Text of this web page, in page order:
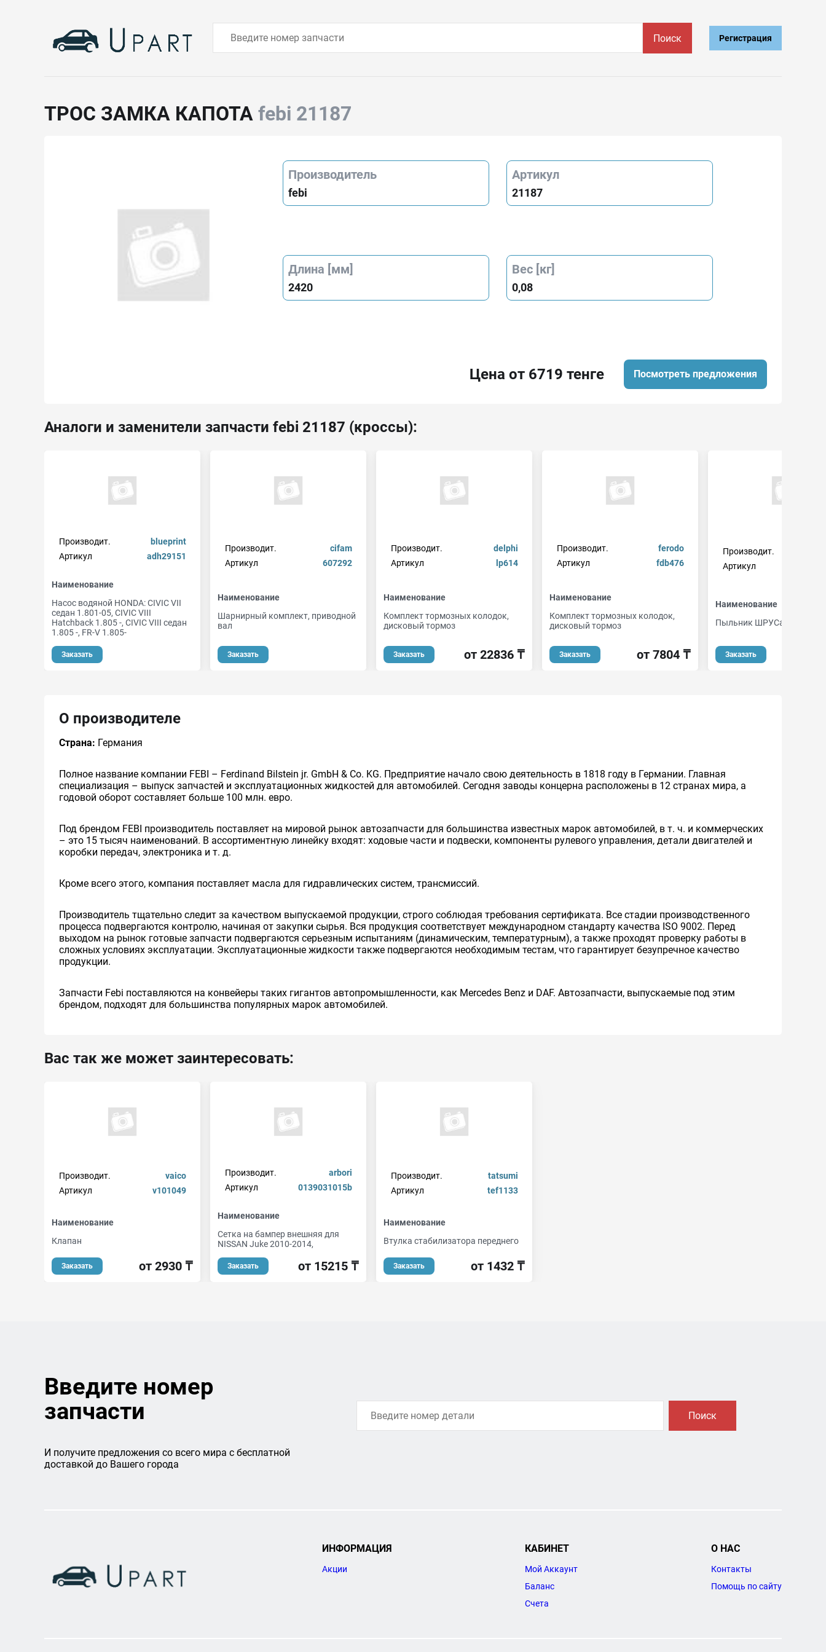
Поиск Регистрация
ТРОС ЗАМКА КАПОТА febi 21187
Производитель
febi
Артикул
21187
Длина [мм]
2420
Вес [кг]
0,08
Цена от 6719 тенге Посмотреть предложения
Аналоги и заменители запчасти febi 21187 (кроссы):
Производит.
blueprint
Артикул
adh29151
Наименование
Насос водяной HONDA: CIVIC VII
седан 1.801-05, CIVIC VIII
Hatchback 1.805 -, CIVIC VIII седан
1.805 -, FR-V 1.805-
Заказать
Производит.
cifam
Артикул
607292
Наименование
Шарнирный комплект, приводной
вал
Заказать
Производит.
delphi
Артикул
lp614
Наименование
Комплект тормозных колодок,
дисковый тормоз
Заказать от 22836 ₸
Производит.
ferodo
Артикул
fdb476
Наименование
Комплект тормозных колодок,
дисковый тормоз
Заказать от 7804 ₸
Производит.
Артикул
Наименование
Пыльник ШРУСа
Заказать
О производителе
Страна: Германия
Полное название компании FEBI – Ferdinand Bilstein jr. GmbH & Co. KG. Предприятие начало свою деятельность в 1818 году в Германии. Главная
специализация – выпуск запчастей и эксплуатационных жидкостей для автомобилей. Сегодня заводы концерна расположены в 12 странах мира, а
годовой оборот составляет больше 100 млн. евро.
Под брендом FEBI производитель поставляет на мировой рынок автозапчасти для большинства известных марок автомобилей, в т. ч. и коммерческих
– это 15 тысяч наименований. В ассортиментную линейку входят: ходовые части и подвески, компоненты рулевого управления, детали двигателей и
коробки передач, электроника и т. д.
Кроме всего этого, компания поставляет масла для гидравлических систем, трансмиссий.
Производитель тщательно следит за качеством выпускаемой продукции, строго соблюдая требования сертификата. Все стадии производственного
процесса подвергаются контролю, начиная от закупки сырья. Вся продукция соответствует международном стандарту качества ISO 9002. Перед
выходом на рынок готовые запчасти подвергаются серьезным испытаниям (динамическим, температурным), а также проходят проверку работы в
сложных условиях эксплуатации. Эксплуатационные жидкости также подвергаются необходимым тестам, что гарантирует безупречное качество
продукции.
Запчасти Febi поставляются на конвейеры таких гигантов автопромышленности, как Mercedes Benz и DAF. Автозапчасти, выпускаемые под этим
брендом, подходят для большинства популярных марок автомобилей.
Вас так же может заинтересовать:
Производит.
vaico
Артикул
v101049
Наименование
Клапан
Заказать от 2930 ₸
Производит.
arbori
Артикул
0139031015b
Наименование
Сетка на бампер внешняя для
NISSAN Juke 2010-2014,
Заказать от 15215 ₸
Производит.
tatsumi
Артикул
tef1133
Наименование
Втулка стабилизатора переднего
Заказать от 1432 ₸
Введите номер
запчасти
И получите предложения со всего мира с бесплатной
доставкой до Вашего города
Поиск
ИНФОРМАЦИЯ
Акции
КАБИНЕТ
Мой Аккаунт
Баланс
Счета
О НАС
Контакты
Помощь по сайту